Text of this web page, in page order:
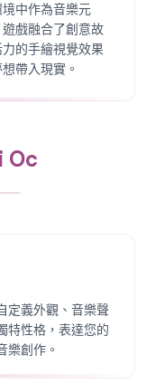
中作為音樂元
戲融合了創意故
的手繪視覺效果
帶入現實。
Oc
定義外觀、音樂聲
特性格，表達您的
樂創作。